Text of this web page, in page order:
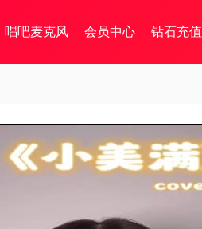
唱吧麦克风 会员中心 钻石充值